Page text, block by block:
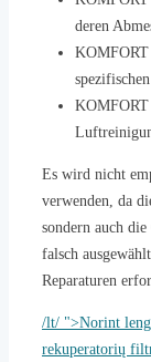
deren
Es wird nicht
verwenden, da
sondern auch
falsch
Reparaturen
/lt/ ">Norint
rekuperatorių